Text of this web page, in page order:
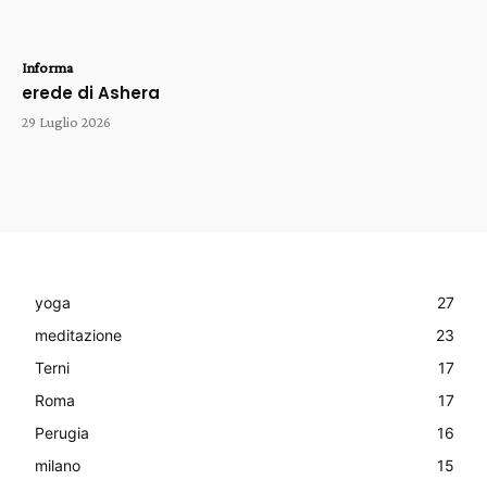
Informa
erede di Ashera
29 Luglio 2026
yoga
27
meditazione
23
Terni
17
Roma
17
Perugia
16
milano
15